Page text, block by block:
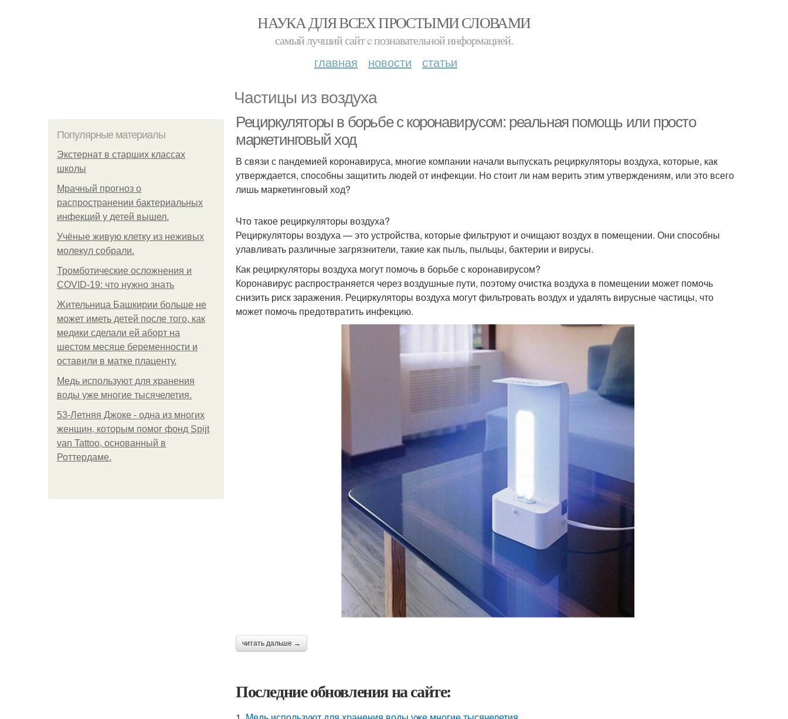
НАУКА ДЛЯ ВСЕХ ПРОСТЫМИ СЛОВАМИ
самый лучший сайт c познавательной информацией.
главная новости статьи
Частицы из воздуха
Популярные материалы
Экстернат в старших классах
школы
Мрачный прогноз о
распространении бактериальных
инфекций у детей вышел.
Учёные живую клетку из неживых
молекул собрали.
Тромботические осложнения и
COVID-19: что нужно знать
Жительница Башкирии больше не
может иметь детей после того, как
медики сделали ей аборт на
шестом месяце беременности и
оставили в матке плаценту.
Медь используют для хранения
воды уже многие тысячелетия.
53-Летняя Джоке - одна из многих
женщин, которым помог фонд Spijt
van Tattoo, основанный в
Роттердаме.
Рециркуляторы в борьбе с коронавирусом: реальная помощь или просто
маркетинговый ход
В связи с пандемией коронавируса, многие компании начали выпускать рециркуляторы воздуха, которые, как
утверждается, способны защитить людей от инфекции. Но стоит ли нам верить этим утверждениям, или это всего
лишь маркетинговый ход?
Что такое рециркуляторы воздуха?
Рециркуляторы воздуха — это устройства, которые фильтруют и очищают воздух в помещении. Они способны
улавливать различные загрязнители, такие как пыль, пыльцы, бактерии и вирусы.
Как рециркуляторы воздуха могут помочь в борьбе с коронавирусом?
Коронавирус распространяется через воздушные пути, поэтому очистка воздуха в помещении может помочь
снизить риск заражения. Рециркуляторы воздуха могут фильтровать воздух и удалять вирусные частицы, что
может помочь предотвратить инфекцию.
читать дальше →
Последние обновления на сайте: